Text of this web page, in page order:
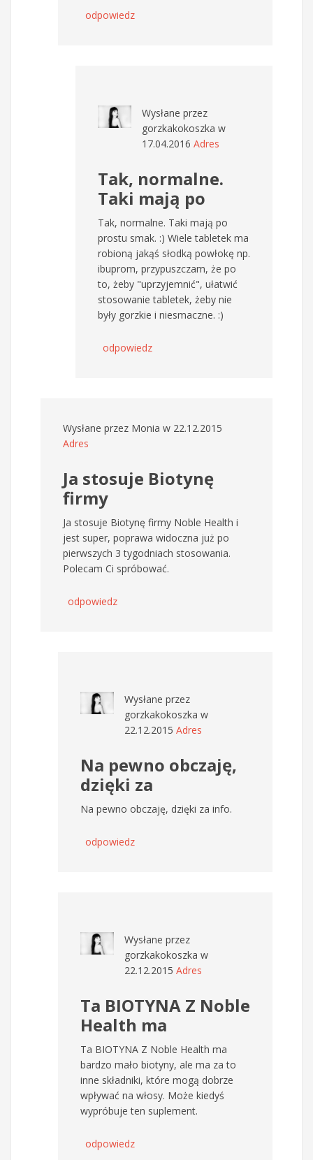
odpowiedz
Wysłane przez
gorzkakokoszka w
17.04.2016 Adres
Tak, normalne.
Taki mają po
Tak, normalne. Taki mają po
prostu smak. :) Wiele tabletek ma
robioną jakąś słodką powłokę np.
ibuprom, przypuszczam, że po
to, żeby "uprzyjemnić", ułatwić
stosowanie tabletek, żeby nie
były gorzkie i niesmaczne. :)
odpowiedz
Wysłane przez Monia w 22.12.2015
Adres
Ja stosuje Biotynę
firmy
Ja stosuje Biotynę firmy Noble Health i
jest super, poprawa widoczna już po
pierwszych 3 tygodniach stosowania.
Polecam Ci spróbować.
odpowiedz
Wysłane przez
gorzkakokoszka w
22.12.2015 Adres
Na pewno obczaję,
dzięki za
Na pewno obczaję, dzięki za info.
odpowiedz
Wysłane przez
gorzkakokoszka w
22.12.2015 Adres
Ta BIOTYNA Z Noble
Health ma
Ta BIOTYNA Z Noble Health ma
bardzo mało biotyny, ale ma za to
inne składniki, które mogą dobrze
wpływać na włosy. Może kiedyś
wypróbuje ten suplement.
odpowiedz